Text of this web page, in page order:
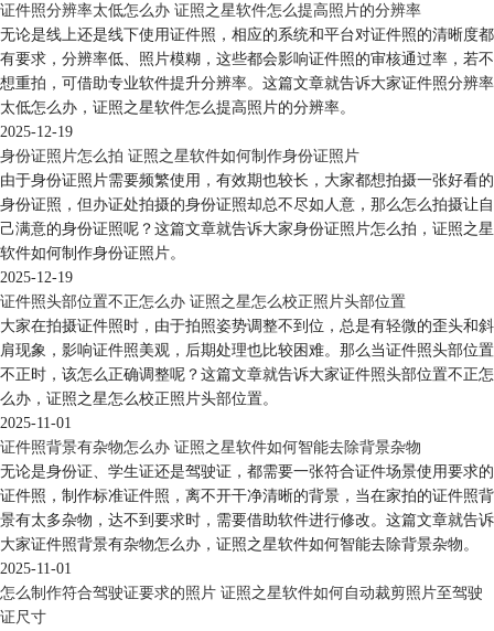
证件照分辨率太低怎么办 证照之星软件怎么提高照片的分辨率
无论是线上还是线下使用证件照，相应的系统和平台对证件照的清晰度都
有要求，分辨率低、照片模糊，这些都会影响证件照的审核通过率，若不
想重拍，可借助专业软件提升分辨率。这篇文章就告诉大家证件照分辨率
太低怎么办，证照之星软件怎么提高照片的分辨率。
2025-12-19
身份证照片怎么拍 证照之星软件如何制作身份证照片
由于身份证照片需要频繁使用，有效期也较长，大家都想拍摄一张好看的
身份证照，但办证处拍摄的身份证照却总不尽如人意，那么怎么拍摄让自
己满意的身份证照呢？这篇文章就告诉大家身份证照片怎么拍，证照之星
软件如何制作身份证照片。
2025-12-19
证件照头部位置不正怎么办 证照之星怎么校正照片头部位置
大家在拍摄证件照时，由于拍照姿势调整不到位，总是有轻微的歪头和斜
肩现象，影响证件照美观，后期处理也比较困难。那么当证件照头部位置
不正时，该怎么正确调整呢？这篇文章就告诉大家证件照头部位置不正怎
么办，证照之星怎么校正照片头部位置。
2025-11-01
证件照背景有杂物怎么办 证照之星软件如何智能去除背景杂物
无论是身份证、学生证还是驾驶证，都需要一张符合证件场景使用要求的
证件照，制作标准证件照，离不开干净清晰的背景，当在家拍的证件照背
景有太多杂物，达不到要求时，需要借助软件进行修改。这篇文章就告诉
大家证件照背景有杂物怎么办，证照之星软件如何智能去除背景杂物。
2025-11-01
怎么制作符合驾驶证要求的照片 证照之星软件如何自动裁剪照片至驾驶
证尺寸